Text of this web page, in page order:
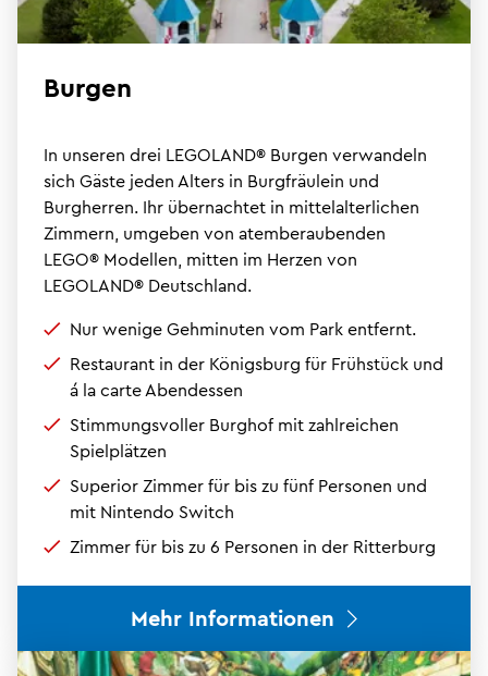
Burgen
In unseren drei LEGOLAND® Burgen verwandeln
sich Gäste jeden Alters in Burgfräulein und
Burgherren. Ihr übernachtet in mittelalterlichen
Zimmern, umgeben von atemberaubenden
LEGO® Modellen, mitten im Herzen von
LEGOLAND® Deutschland.
Nur wenige Gehminuten vom Park entfernt.
Restaurant in der Königsburg für Frühstück und
á la carte Abendessen
Stimmungsvoller Burghof mit zahlreichen
Spielplätzen
Superior Zimmer für bis zu fünf Personen und
mit Nintendo Switch
Zimmer für bis zu 6 Personen in der Ritterburg
Mehr Informationen